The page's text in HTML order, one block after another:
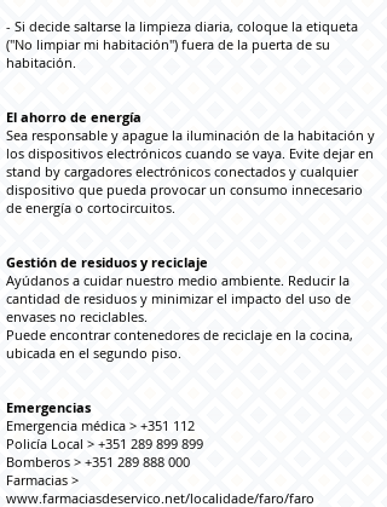
- Si decide saltarse la limpieza diaria, coloque la etiqueta
("No limpiar mi habitación") fuera de la puerta de su
habitación.
El ahorro de energía
Sea responsable y apague la iluminación de la habitación y
los dispositivos electrónicos cuando se vaya. Evite dejar en
stand by cargadores electrónicos conectados y cualquier
dispositivo que pueda provocar un consumo innecesario
de energía o cortocircuitos.
Gestión de residuos y reciclaje
Ayúdanos a cuidar nuestro medio ambiente. Reducir la
cantidad de residuos y minimizar el impacto del uso de
envases no reciclables.
Puede encontrar contenedores de reciclaje en la cocina,
ubicada en el segundo piso.
Emergencias
Emergencia médica > +351 112
Policía Local > +351 289 899 899
Bomberos > +351 289 888 000
Farmacias >
www.farmaciasdeservico.net/localidade/faro/faro